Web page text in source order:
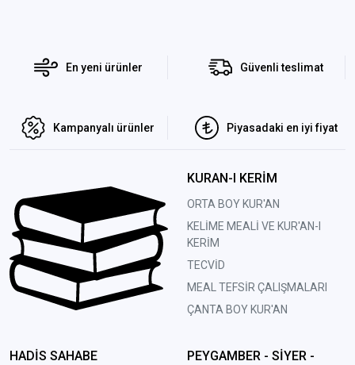
En yeni ürünler Güvenli teslimat
Kampanyalı ürünler Piyasadaki en iyi fiyat
KURAN-I KERİM
ORTA BOY KUR'AN
KELİME MEALİ VE KUR'AN-I
KERİM
TECVİD
MEAL TEFSİR ÇALIŞMALARI
ÇANTA BOY KUR'AN
HADİS SAHABE PEYGAMBER - SİYER -